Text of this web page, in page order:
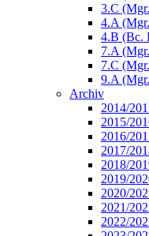
3.C
4.A
4.B (Bc.
7.A
7.C
9.A
Archiv
2014/
2015/
2016/
2017/
2018/
2019/
2020/
2021/
2022/